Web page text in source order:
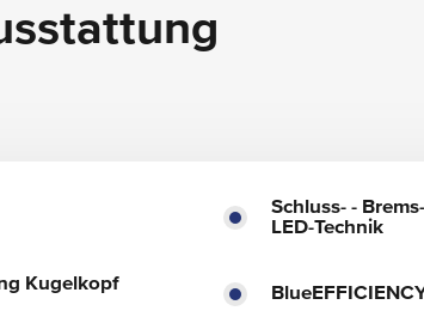
Schluss- -
LED-Technik
Kugelkopf